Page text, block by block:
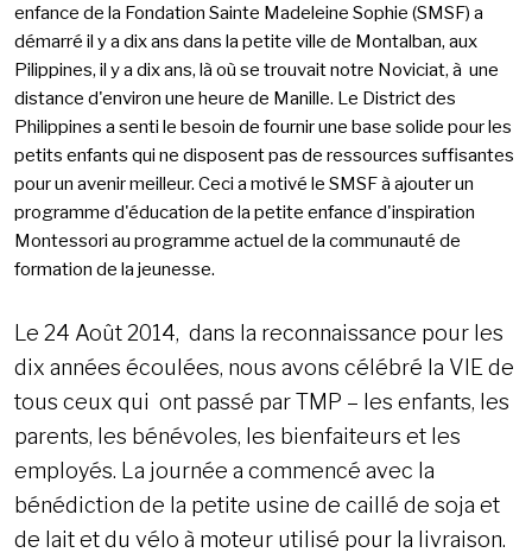
enfance de la Fondation Sainte Madeleine Sophie (SMSF) a
démarré il y a dix ans dans la petite ville de Montalban, aux
Pilippines, il y a dix ans, là où se trouvait notre Noviciat, à une
distance d'environ une heure de Manille. Le District des
Philippines a senti le besoin de fournir une base solide pour les
petits enfants qui ne disposent pas de ressources suffisantes
pour un avenir meilleur. Ceci a motivé le SMSF à ajouter un
programme d'éducation de la petite enfance d'inspiration
Montessori au programme actuel de la communauté de
formation de la jeunesse.
Le 24 Août 2014, dans la reconnaissance pour les
dix années écoulées, nous avons célébré la VIE de
tous ceux qui ont passé par TMP – les enfants, les
parents, les bénévoles, les bienfaiteurs et les
employés. La journée a commencé avec la
bénédiction de la petite usine de caillé de soja et
de lait et du vélo à moteur utilisé pour la livraison.